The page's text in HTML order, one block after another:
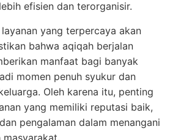
efisien dan terorganisir.
yang terpercaya akan
bahwa aqiqah berjalan
manfaat bagi banyak
momen penuh syukur dan
Oleh karena itu, penting
yang memiliki reputasi baik,
pengalaman dalam menangani
masyarakat.